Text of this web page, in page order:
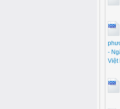
-
Việt